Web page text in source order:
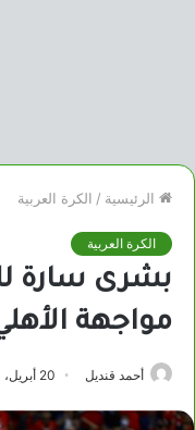
الرئيسية / الكرة العربية
الكرة العربية
بشرى سارة
مواجهة
أحمد قنديل 20 أبريل، 2023